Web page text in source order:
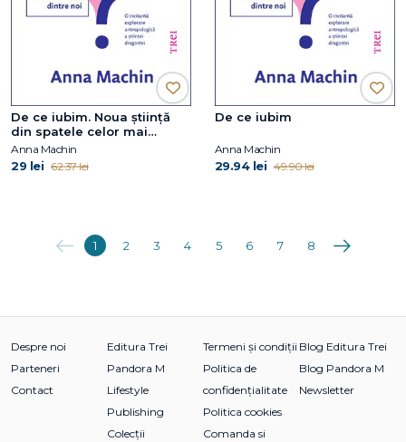
De ce iubim. Noua știință
din spatele celor mai
strânse relații dintre noi
Anna Machin
29 lei 62.37 lei
De ce iubim
Anna Machin
29.94 lei 49.90 lei
Anterioara
1 2 3 4 5 6 7 8 Următoarea
Despre noi
Parteneri
Contact
Editura Trei
Pandora M
Lifestyle
Publishing
Colecții
Termeni și condiții
Politica de
confidențialitate
Politica cookies
Comanda si
Blog Editura Trei
Blog Pandora M
Newsletter